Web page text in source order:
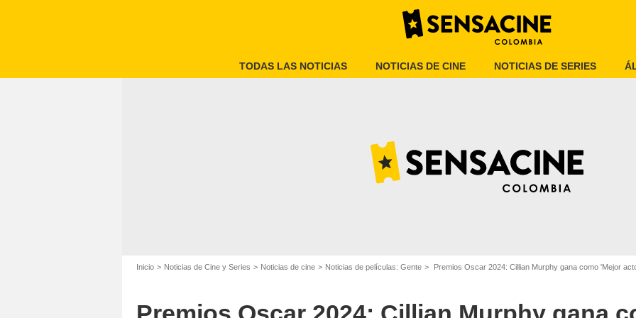
TODAS LAS NOTICIAS NOTICIAS DE CINE NOTICIAS DE SERIES
Inicio Noticias de Cine y Series Noticias de cine Noticias de películas: Gente Premios Oscar 2024: Cillian Murphy gana como 'Mejor